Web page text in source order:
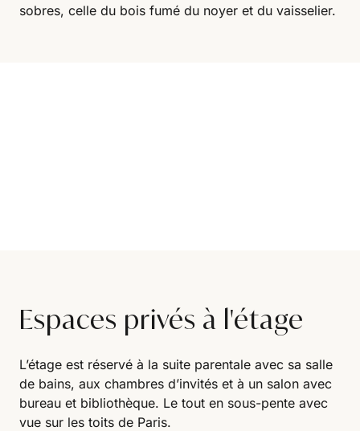
sobres, celle du bois fumé du noyer et du vaisselier.
Espaces privés à l'étage
L’étage est réservé à la suite parentale avec sa salle
de bains, aux chambres d’invités et à un salon avec
bureau et bibliothèque. Le tout en sous-pente avec
vue sur les toits de Paris.